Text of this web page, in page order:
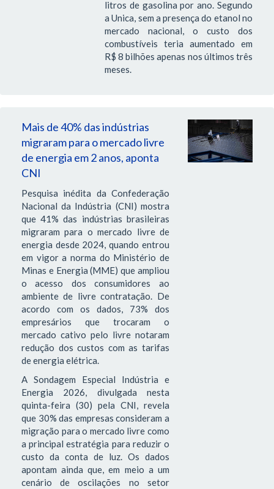
litros de gasolina por ano. Segundo
a Unica, sem a presença do etanol no
mercado nacional, o custo dos
combustíveis teria aumentado em
R$ 8 bilhões apenas nos últimos três
meses.
Mais de 40% das indústrias
migraram para o mercado livre
de energia em 2 anos, aponta
CNI
Pesquisa inédita da Confederação
Nacional da Indústria (CNI) mostra
que 41% das indústrias brasileiras
migraram para o mercado livre de
energia desde 2024, quando entrou
em vigor a norma do Ministério de
Minas e Energia (MME) que ampliou
o acesso dos consumidores ao
ambiente de livre contratação. De
acordo com os dados, 73% dos
empresários que trocaram o
mercado cativo pelo livre notaram
redução dos custos com as tarifas
de energia elétrica.
A Sondagem Especial Indústria e
Energia 2026, divulgada nesta
quinta-feira (30) pela CNI, revela
que 30% das empresas consideram a
migração para o mercado livre como
a principal estratégia para reduzir o
custo da conta de luz. Os dados
apontam ainda que, em meio a um
cenário de oscilações no setor